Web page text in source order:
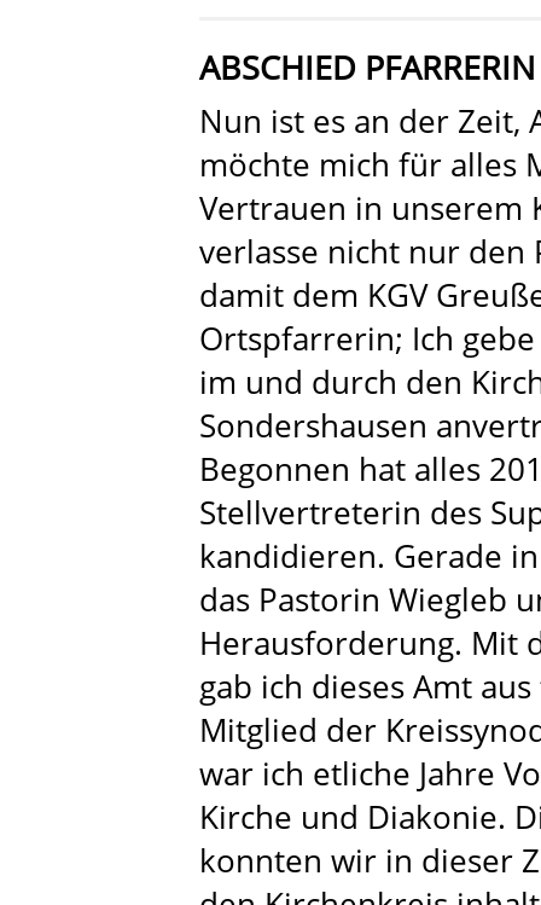
ABSCHIED PFARRERIN
Nun ist es an der Zeit,
möchte mich für alles
Vertrauen in unserem
verlasse nicht nur
damit dem KGV
Ortspfarrerin; Ich
im und durch den
Sondershausen
Begonnen hat alles
Stellvertreterin des
kandidieren. Gerade
das Pastorin Wiegleb
Herausforderung. Mit
gab ich dieses Amt
Mitglied der
war ich etliche Jahre
Kirche und Diakonie.
konnten wir in dieser